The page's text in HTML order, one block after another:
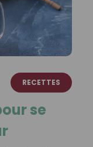
RECETTES
se